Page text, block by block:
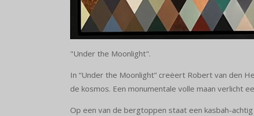
"Under the Moonlight".
In “Under the Moonlight” creëert Robert van den
de kosmos. Een monumentale volle maan verlicht
Op een van de bergtoppen staat een kasbah-